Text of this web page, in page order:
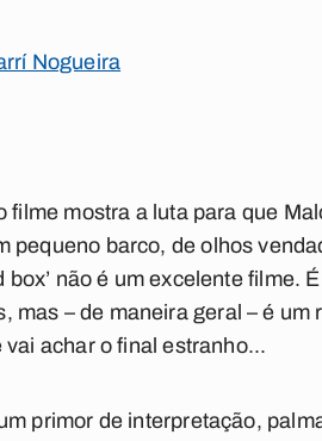
Nogueira
filme mostra a luta para que
pequeno barco, de olhos
box’ não é um excelente
mas – de maneira geral – é
achar o final estranho...
primor de interpretação,